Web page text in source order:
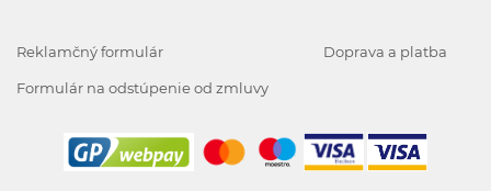
Reklamčný formulár
Formulár na odstúpenie od zmluvy
Doprava a platba